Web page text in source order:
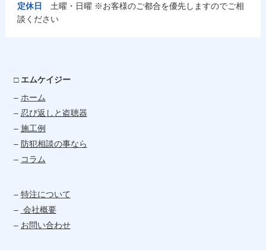
定休日
土曜・日曜 ※お客様のご都合を優先しますのでご相
談ください
□ エムケイジー
– ホーム
– 忍び返しと盗聴器
– 施工例
– 防犯相談の事なら
– コラム
– 特注について
– 会社概要
– お問い合わせ